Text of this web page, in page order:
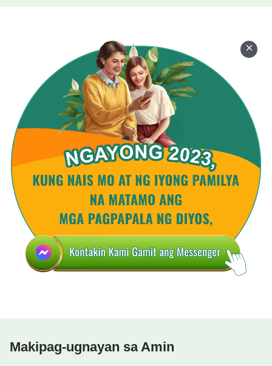
Ko sila ng direksyon. Kapag nananangis sila,
kapag nalulungkot Ako, sino ang makakaaliw sa
Akin nang taos-puso? Kapag labis Akong nag-
aalala, sino ang nagsasaalang-alang sa Aking
damdamin? Kapag nalulungkot Ako, sino ang
makakapawi sa sugatan Kong puso? Kapag
kailangan Ko ang isang tao, sino ang nagkukusang
tumulong sa Akin? Maaari kayang nawala na ang
dating saloobin sa Akin ng mga tao, at hindi na ito
mabalik kailanman? Bakit wala nang anumang
natitira nito sa kanilang alaala? Paano nalimutan ng
mga tao ang lahat ng bagay na ito? Hindi kaya lahat
ng ito ay dahil ginawang tiwali ng kanyang kaaway
ang sangkatauhan?
—Ang Salita, Vol. I. Ang Pagpapakita at Gawain ng Diyos. Mga
Makipag-ugnayan sa Amin